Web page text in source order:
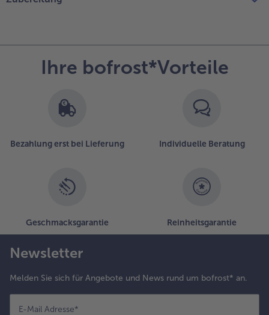
Ihre bofrost*Vorteile
Bezahlung erst bei Lieferung Individuelle Beratung
Geschmacksgarantie Reinheitsgarantie
Newsletter
Melden Sie sich für Angebote und News rund um bofrost* an.
E-Mail Adresse*